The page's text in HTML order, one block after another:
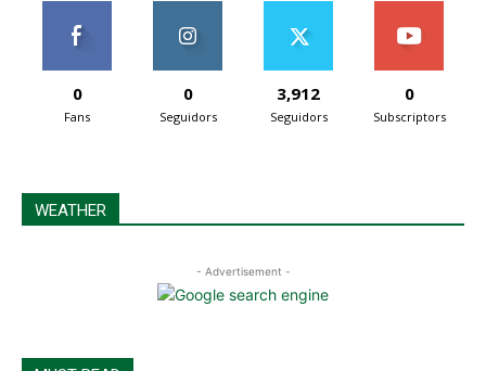
0
Fans
0
Seguidors
3,912
Seguidors
0
Subscriptors
WEATHER
- Advertisement -